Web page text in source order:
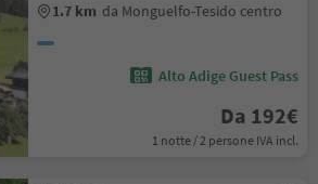
1.7 km da Monguelfo-Tesido centro
Alto Adige Guest Pass
Da 192€
1 notte / 2 persone IVA incl.